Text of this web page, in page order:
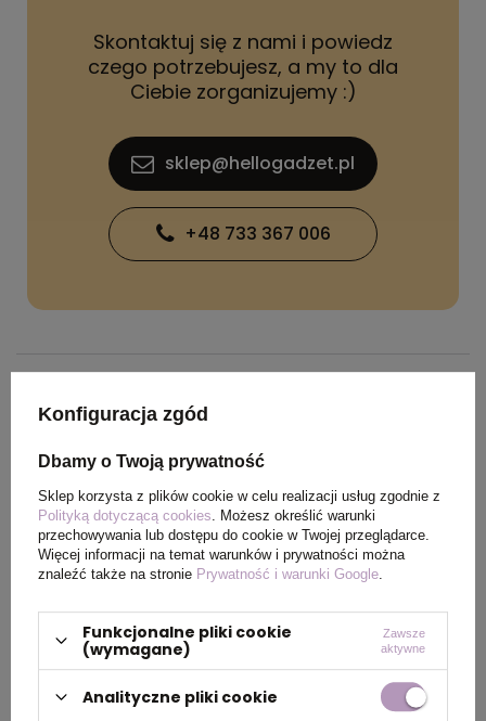
Skontaktuj się z nami i powiedz
czego potrzebujesz, a my to dla
Ciebie zorganizujemy :)
sklep@hellogadzet.pl
+48 733 367 006
SPECYFIKACJA PRODUKTU
produktu
Kolor naturalny
OPIS
Karteczki samoprzylepne MIKOMI wykonane z
Konfiguracja zgód
Dbamy o Twoją prywatność
Sklep korzysta z plików cookie w celu realizacji usług zgodnie z
Polityką dotyczącą cookies . Możesz określić warunki
przechowywania lub dostępu do cookie w Twojej przeglądarce.
Więcej informacji na temat warunków i prywatności można
znaleźć także na stronie Prywatność i warunki Google
Funkcjonalne pliki cookie
(wymagane)
Zawsze
aktywne
Analityczne pliki cookie